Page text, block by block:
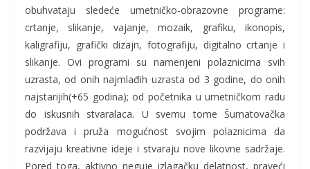
obuhvataju sledeće umetničko-obrazovne programe:
crtanje, slikanje, vajanje, mozaik, grafiku, ikonopis,
kaligrafiju, grafički dizajn, fotografiju, digitalno crtanje i
slikanje. Ovi programi su namenjeni polaznicima svih
uzrasta, od onih najmlađih uzrasta od 3 godine, do onih
najstarijih(+65 godina); od početnika u umetničkom radu
do iskusnih stvaralaca. U svemu tome Šumatovačka
podržava i pruža mogućnost svojim polaznicima da
razvijaju kreativne ideje i stvaraju nove likovne sadržaje.
Pored toga, aktivno neguje izlagačku delatnost, praveći